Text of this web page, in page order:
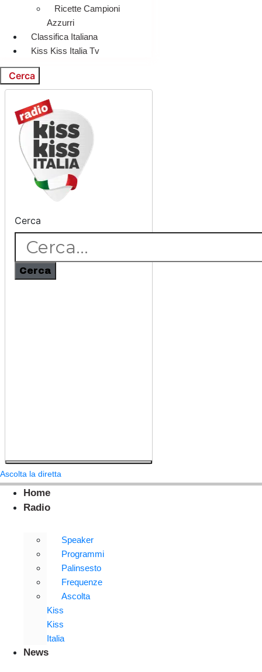
Ricette Campioni
Azzurri
Classifica Italiana
Kiss Kiss Italia Tv
Cerca
Cerca
Cerca
Ascolta la diretta
Home
Radio
Speaker
Programmi
Palinsesto
Frequenze
Ascolta
Kiss
Kiss
Italia
News